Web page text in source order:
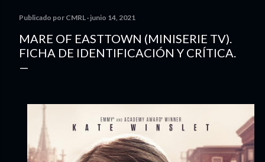
Publicado por CMRL junio 14, 2021
MARE OF EASTTOWN (MINISERIE TV).
FICHA DE IDENTIFICACIÓN Y CRÍTICA.